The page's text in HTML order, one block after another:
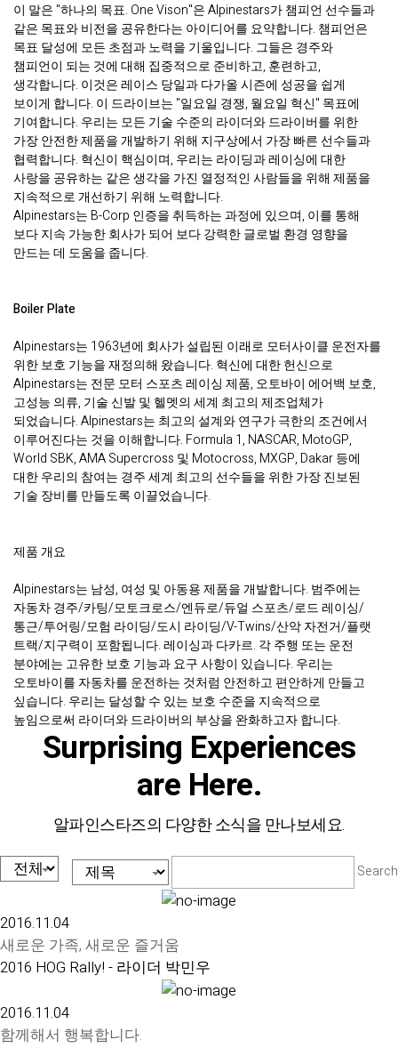
이 말은 "하나의 목표. One Vison"은 Alpinestars가 챔피언 선수들과
같은 목표와 비전을 공유한다는 아이디어를 요약합니다. 챔피언은
목표 달성에 모든 초점과 노력을 기울입니다. 그들은 경주와
챔피언이 되는 것에 대해 집중적으로 준비하고, 훈련하고,
생각합니다. 이것은 레이스 당일과 다가올 시즌에 성공을 쉽게
보이게 합니다. 이 드라이브는 "일요일 경쟁, 월요일 혁신" 목표에
기여합니다. 우리는 모든 기술 수준의 라이더와 드라이버를 위한
가장 안전한 제품을 개발하기 위해 지구상에서 가장 빠른 선수들과
협력합니다. 혁신이 핵심이며, 우리는 라이딩과 레이싱에 대한
사랑을 공유하는 같은 생각을 가진 열정적인 사람들을 위해 제품을
지속적으로 개선하기 위해 노력합니다.
Alpinestars는 B-Corp 인증을 취득하는 과정에 있으며, 이를 통해
보다 지속 가능한 회사가 되어 보다 강력한 글로벌 환경 영향을
만드는 데 도움을 줍니다.
Boiler Plate
Alpinestars는 1963년에 회사가 설립된 이래로 모터사이클 운전자를
위한 보호 기능을 재정의해 왔습니다. 혁신에 대한 헌신으로
Alpinestars는 전문 모터 스포츠 레이싱 제품, 오토바이 에어백 보호,
고성능 의류, 기술 신발 및 헬멧의 세계 최고의 제조업체가
되었습니다. Alpinestars는 최고의 설계와 연구가 극한의 조건에서
이루어진다는 것을 이해합니다. Formula 1, NASCAR, MotoGP,
World SBK, AMA Supercross 및 Motocross, MXGP, Dakar 등에
대한 우리의 참여는 경주 세계 최고의 선수들을 위한 가장 진보된
기술 장비를 만들도록 이끌었습니다.
제품 개요
Alpinestars는 남성, 여성 및 아동용 제품을 개발합니다. 범주에는
자동차 경주/카팅/모토크로스/엔듀로/듀얼 스포츠/로드 레이싱/
통근/투어링/모험 라이딩/도시 라이딩/V-Twins/산악 자전거/플랫
트랙/지구력이 포함됩니다. 레이싱과 다카르. 각 주행 또는 운전
분야에는 고유한 보호 기능과 요구 사항이 있습니다. 우리는
오토바이를 자동차를 운전하는 것처럼 안전하고 편안하게 만들고
싶습니다. 우리는 달성할 수 있는 보호 수준을 지속적으로
높임으로써 라이더와 드라이버의 부상을 완화하고자 합니다.
Surprising Experiences
are Here.
알파인스타즈의 다양한 소식을 만나보세요.
Search
2016.11.04
새로운 가족, 새로운 즐거움
2016 HOG Rally! - 라이더 박민우
2016.11.04
함께해서 행복합니다.